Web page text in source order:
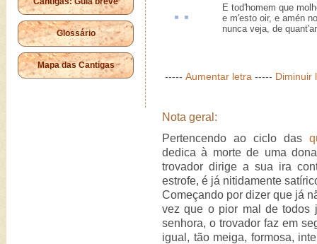
Glossário
Mapa das Cantigas
E tod'homem que
e m'esto oir, e amén
nunca veja, de
----- Aumentar letra ----- Diminuir
Nota geral:
Pertencendo ao ciclo das
dedica à morte de uma
trovador dirige a sua ira
estrofe, é já nitidamente
Começando por dizer que já
vez que o pior mal de todos
senhora, o trovador faz em
igual, tão meiga, formosa,